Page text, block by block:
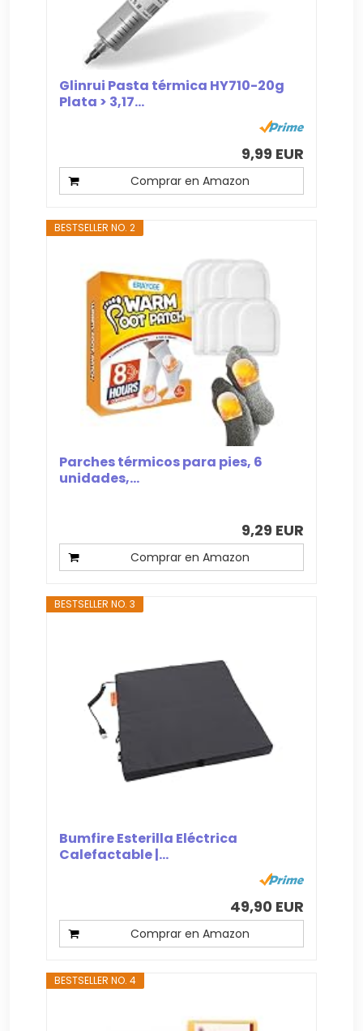
Glinrui Pasta térmica HY710-20g
Plata > 3,17...
9,99 EUR
Comprar en Amazon
BESTSELLER NO. 2
Parches térmicos para pies, 6
unidades,...
9,29 EUR
Comprar en Amazon
BESTSELLER NO. 3
Bumfire Esterilla Eléctrica
Calefactable |...
49,90 EUR
Comprar en Amazon
BESTSELLER NO. 4